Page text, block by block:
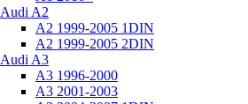
Audi A2
A2 1999-2005 1DIN
A2 1999-2005 2DIN
Audi A3
A3 1996-2000
A3 2001-2003